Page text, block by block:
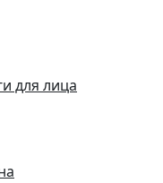
для лица